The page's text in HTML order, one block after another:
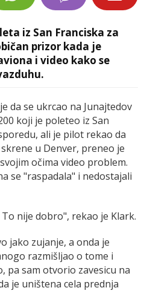
iz San Franciska za
prizor kada je
i video kako se
da se ukrcao na Junajtedov
koji je poleteo iz San
ali je pilot rekao da
u Denver, preneo je
očima video problem.
se "raspadala" i nedostajali
nije dobro", rekao je Klark.
jako zujanje, a onda je
razmišljao o tome i
pa sam otvorio zavesicu na
je uništena cela prednja